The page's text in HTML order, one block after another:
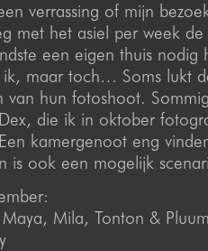
verrassing of mijn
met het asiel per week
een eigen thuis nodig
maar toch… Soms lukt
van hun fotoshoot.
die ik in oktober
kamergenoot eng
is ook een mogelijk
Mila, Tonton &